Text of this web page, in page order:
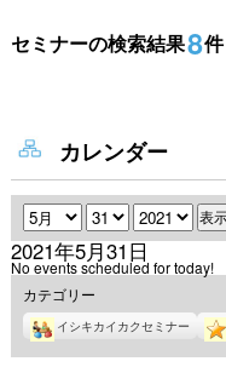
セミナーの検索結果8件
カレンダー
月 日 年
2021年5月31日
No events scheduled for today!
カテゴリー
イシキカイカクセミナー